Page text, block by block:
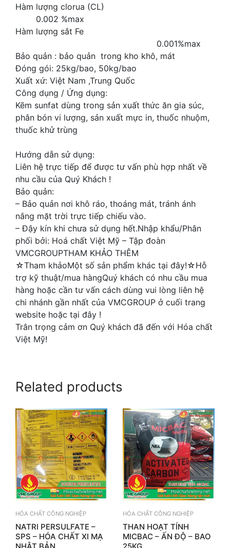
Hàm lượng clorua (CL)
0.002 %max
Hàm lượng sắt Fe
0.001%max
Bảo quản : bảo quản trong kho khô, mát
Đóng gói: 25kg/bao, 50kg/bao
Xuất xứ: Việt Nam ,Trung Quốc
Công dụng / Ứng dụng:
Kẽm sunfat dùng trong sản xuất thức ăn gia súc,
phân bón vi lượng, sản xuất mực in, thuốc nhuộm,
thuốc khử trùng
Hướng dẫn sử dụng:
Liên hệ trực tiếp để được tư vấn phù hợp nhất về
nhu cầu của Quý Khách !
Bảo quản:
– Bảo quản nơi khô ráo, thoáng mát, tránh ánh
nắng mặt trời trực tiếp chiếu vào.
– Đậy kín khi chưa sử dụng hết.Nhập khẩu/Phân
phối bởi: Hoá chất Việt Mỹ – Tập đoàn
VMCGROUPTHAM KHẢO THÊM
☆Tham khảoMột số sản phẩm khác tại đây!☆Hỗ
trợ kỹ thuật/mua hàngQuý khách có nhu cầu mua
hàng hoặc cần tư vấn cách dùng vui lòng liên hệ
chi nhánh gần nhất của VMCGROUP ở cuối trang
website hoặc tại đây !
Trân trọng cảm ơn Quý khách đã đến với Hóa chất
Việt Mỹ!
Related products
HÓA CHẤT CÔNG NGHIỆP
NATRI PERSULFATE –
SPS – HÓA CHẤT XI MẠ
HÓA CHẤT CÔNG NGHIỆP
THAN HOẠT TÍNH
MICBAC – ẤN ĐỘ – BAO